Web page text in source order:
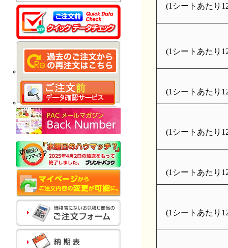
(1シートあたり
(1シートあたり
(1シートあたり
(1シートあたり
(1シートあたり
(1シートあたり